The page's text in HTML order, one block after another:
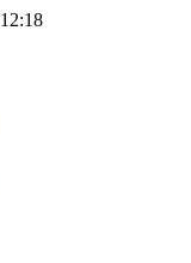
12:18